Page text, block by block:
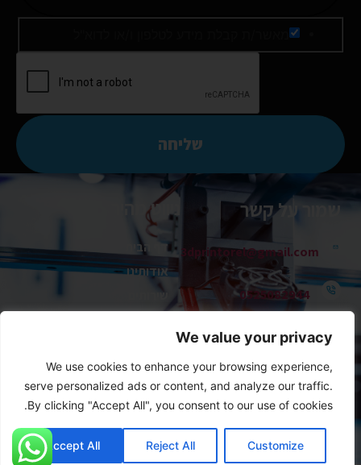
We value your privacy
We use cookies to enhance your browsing experience,
serve personalized ads or content, and analyze our traffic.
By clicking "Accept All", you consent to our use of cookies.
Customize
Reject All
Accept All
שליחה
ניווט מהיר
דף הבית
אודותינו
שירותים
צור איתנו קשר
שמור על קשר
3dprintorel@gmail.com
0525082944
הל״ה 25 כפר סבא
זכויות יוצרים 2024 3DPrintorel